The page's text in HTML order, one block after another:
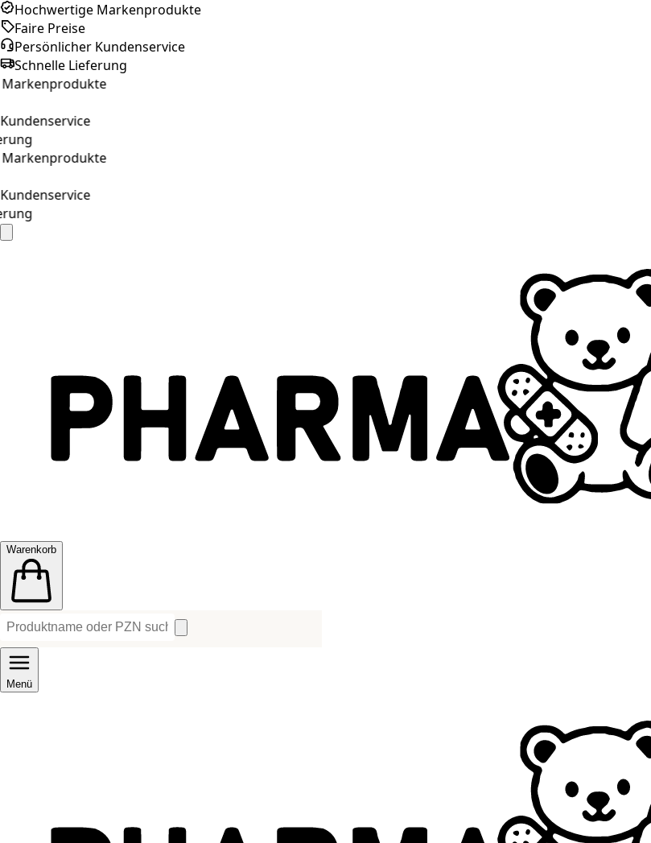
Hochwertige Markenprodukte
Faire Preise
Persönlicher Kundenservice
Schnelle Lieferung
Warenkorb
Menü